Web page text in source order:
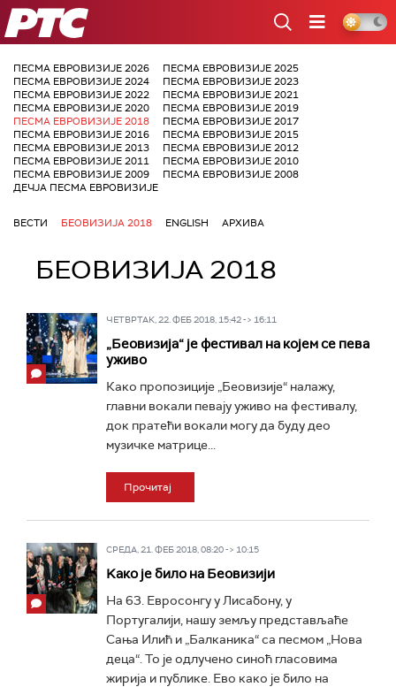
РТС
ПЕСМА ЕВРОВИЗИЈЕ 2026
ПЕСМА ЕВРОВИЗИЈЕ 2025
ПЕСМА ЕВРОВИЗИЈЕ 2024
ПЕСМА ЕВРОВИЗИЈЕ 2023
ПЕСМА ЕВРОВИЗИЈЕ 2022
ПЕСМА ЕВРОВИЗИЈЕ 2021
ПЕСМА ЕВРОВИЗИЈЕ 2020
ПЕСМА ЕВРОВИЗИЈЕ 2019
ПЕСМА ЕВРОВИЗИЈЕ 2018
ПЕСМА ЕВРОВИЗИЈЕ 2017
ПЕСМА ЕВРОВИЗИЈЕ 2016
ПЕСМА ЕВРОВИЗИЈЕ 2015
ПЕСМА ЕВРОВИЗИЈЕ 2013
ПЕСМА ЕВРОВИЗИЈЕ 2012
ПЕСМА ЕВРОВИЗИЈЕ 2011
ПЕСМА ЕВРОВИЗИЈЕ 2010
ПЕСМА ЕВРОВИЗИЈЕ 2009
ПЕСМА ЕВРОВИЗИЈЕ 2008
ДЕЧЈА ПЕСМА ЕВРОВИЗИЈЕ
ВЕСТИ БЕОВИЗИЈА 2018 ENGLISH АРХИВА
БЕОВИЗИЈА 2018
ЧЕТВРТАК, 22. ФЕБ 2018, 15:42 -> 16:11
„Беовизија“ је фестивал на којем се пева
уживо
Како пропозиције „Беовизије“ налажу,
главни вокали певају уживо на фестивалу,
док пратећи вокали могу да буду део
музичке матрице...
Прочитај
СРЕДА, 21. ФЕБ 2018, 08:20 -> 10:15
Kако је било на Беовизији
На 63. Евросонгу у Лисабону, у
Португалији, нашу земљу представљаће
Сања Илић и „Балканика“ са песмом „Нова
деца“. То је одлучено синоћ гласовима
жирија и публике. Ево како је било на